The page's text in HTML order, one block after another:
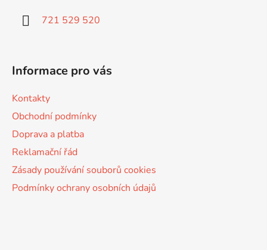
721 529 520
Informace pro vás
Kontakty
Obchodní podmínky
Doprava a platba
Reklamační řád
Zásady používání souborů cookies
Podmínky ochrany osobních údajů